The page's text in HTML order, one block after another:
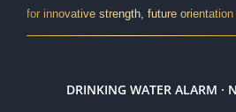
for innovative strength, future
DRINKING WATER ALARM ·